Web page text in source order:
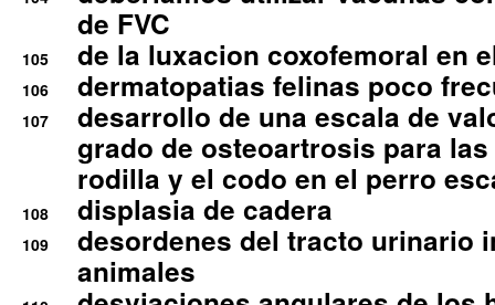
de FVC
105 de la luxacion coxofemoral en
106 dermatopatias felinas poco
107
desarrollo de una escala de
grado de osteoartrosis para
rodilla y el codo en el perro
108 displasia de cadera
109
desordenes del tracto urinario
animales